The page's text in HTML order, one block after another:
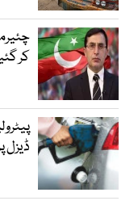
کر
ڈیزل